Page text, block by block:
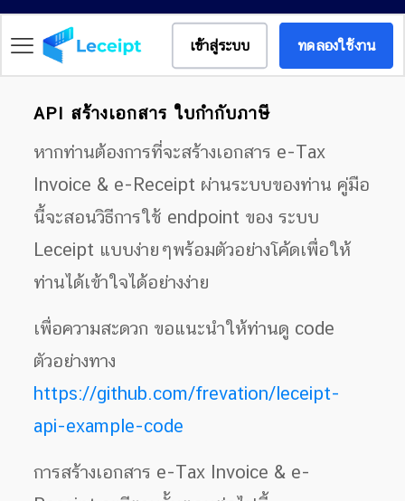
เข้าสู่ระบบ ทดลองใช้งาน
API สร้างเอกสาร ใบกำกับภาษี
หากท่านต้องการที่จะสร้างเอกสาร e-Tax
Invoice & e-Receipt ผ่านระบบของท่าน คู่มือ
นี้จะสอนวิธีการใช้ endpoint ของ ระบบ
Leceipt แบบง่ายๆพร้อมตัวอย่างโค้ดเพื่อให้
ท่านได้เข้าใจได้อย่างง่าย
เพื่อความสะดวก ขอแนะนำให้ท่านดู code
ตัวอย่างทาง
https://github.com/frevation/leceipt-
api-example-code
การสร้างเอกสาร e-Tax Invoice & e-